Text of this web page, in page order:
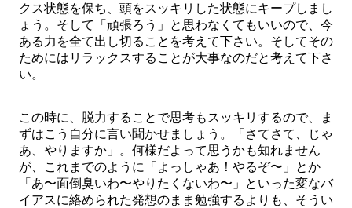
クス状態を保ち、頭をスッキリした状態にキープしまし
ょう。そして「頑張ろう」と思わなくてもいいので、今
ある力を全て出し切ることを考えて下さい。そしてその
ためにはリラックスすることが大事なのだと考えて下さ
い。
この時に、脱力することで思考もスッキリするので、ま
ずはこう自分に言い聞かせましょう。「さてさて、じゃ
あ、やりますか」。何様だよって思うかも知れません
が、これまでのように「よっしゃあ！やるぞ〜」とか
「あ〜面倒臭いわ〜やりたくないわ〜」といった変なバ
イアスに絡められた発想のまま勉強するよりも、そうい